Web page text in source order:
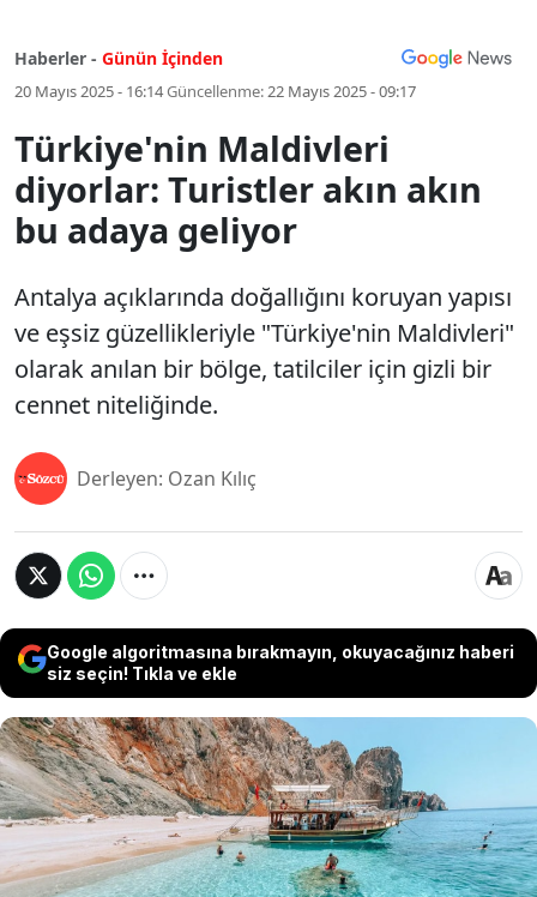
Haberler - Günün İçinden
20 Mayıs 2025 - 16:14Güncellenme:22 Mayıs 2025 - 09:17
Türkiye'nin Maldivleri
diyorlar: Turistler akın akın
bu adaya geliyor
Antalya açıklarında doğallığını koruyan yapısı
ve eşsiz güzellikleriyle "Türkiye'nin Maldivleri"
olarak anılan bir bölge, tatilciler için gizli bir
cennet niteliğinde.
Derleyen: Ozan Kılıç
Google algoritmasına bırakmayın, okuyacağınız haberi
siz seçin! Tıkla ve ekle
Antalya açıklarında doğallığını koruyan
yapısı ve eşsiz güzellikleriyle "Türkiye'nin
Maldivleri" olarak anılan bir bölge,